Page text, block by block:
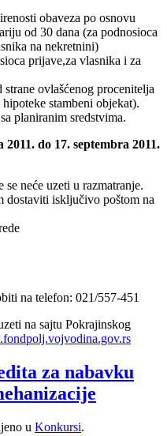
obaveza po osnovu
od 30 dana (za podnosioca
na nekretnini)
prijave,za vlasnika i za
ovlašćenog procenitelja
stambeni objekat).
planiranim sredstvima.
do 17. septembra 2011.
neće uzeti u razmatranje.
dostaviti isključivo poštom na
na telefon: 021/557-451
na sajtu Pokrajinskog
za nabavku
u Konkursi.